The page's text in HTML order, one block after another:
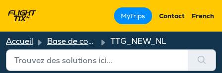
MyTrips Contact French
Accueil Base de connaissances TTG_NEW_NL